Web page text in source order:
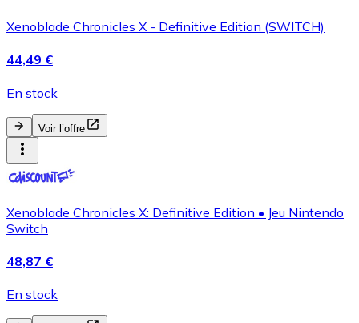
Xenoblade Chronicles X - Definitive Edition (SWITCH)
44,49 €
En stock
Voir l’offre
Xenoblade Chronicles X: Definitive Edition • Jeu Nintendo
Switch
48,87 €
En stock